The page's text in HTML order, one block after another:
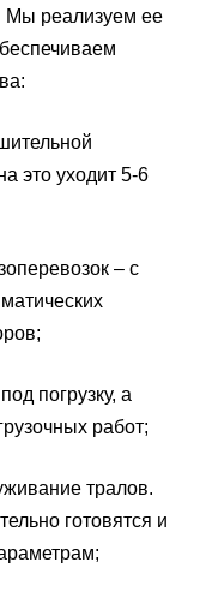
Мы реализуем ее
это уходит 5-6
– с
погрузку, а
работ;
тралов.
готовятся и